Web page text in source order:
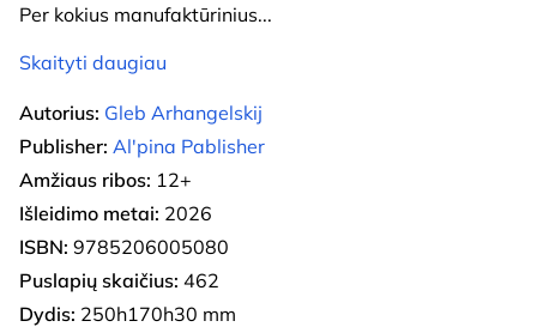
Per kokius manufaktūrinius...
Skaityti daugiau
Autorius: Gleb Arhangelskij
Publisher: Al'pina Pablisher
Amžiaus ribos: 12+
Išleidimo metai: 2026
ISBN: 9785206005080
Puslapių skaičius: 462
Dydis: 250h170h30 mm